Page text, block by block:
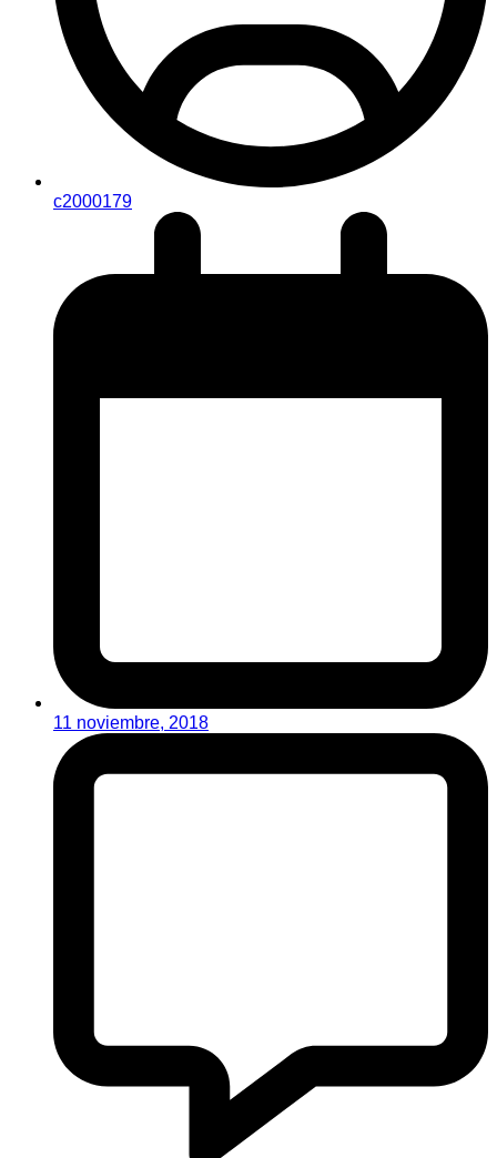
c2000179
11 noviembre, 2018